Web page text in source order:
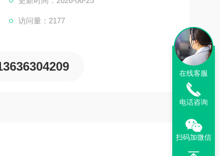
访问量：2177
在线客服
电话咨询
扫码加微信